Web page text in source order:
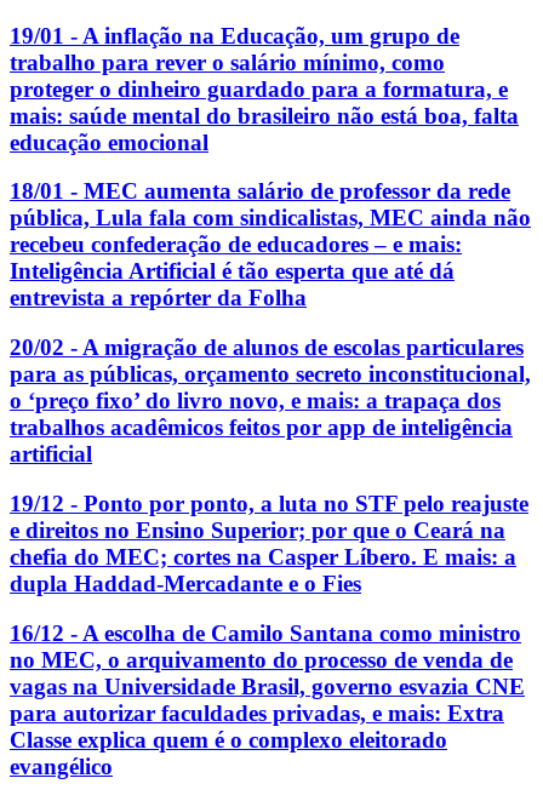
19/01 - A inflação na Educação, um grupo de
trabalho para rever o salário mínimo, como
proteger o dinheiro guardado para a formatura, e
mais: saúde mental do brasileiro não está boa, falta
educação emocional
18/01 - MEC aumenta salário de professor da rede
pública, Lula fala com sindicalistas, MEC ainda não
recebeu confederação de educadores – e mais:
Inteligência Artificial é tão esperta que até dá
entrevista a repórter da Folha
20/02 - A migração de alunos de escolas particulares
para as públicas, orçamento secreto inconstitucional,
o ‘preço fixo’ do livro novo, e mais: a trapaça dos
trabalhos acadêmicos feitos por app de inteligência
artificial
19/12 - Ponto por ponto, a luta no STF pelo reajuste
e direitos no Ensino Superior; por que o Ceará na
chefia do MEC; cortes na Casper Líbero. E mais: a
dupla Haddad-Mercadante e o Fies
16/12 - A escolha de Camilo Santana como ministro
no MEC, o arquivamento do processo de venda de
vagas na Universidade Brasil, governo esvazia CNE
para autorizar faculdades privadas, e mais: Extra
Classe explica quem é o complexo eleitorado
evangélico